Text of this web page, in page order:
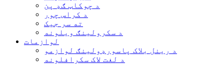
د چوکاټ ګډ پن
د کراس چور
ته سر جیک
د سکرولینګ ویلونه
لوازمات
د رینل بلاک پاسورډولینګ لوازمو
د لغت لاک سکرافلونه